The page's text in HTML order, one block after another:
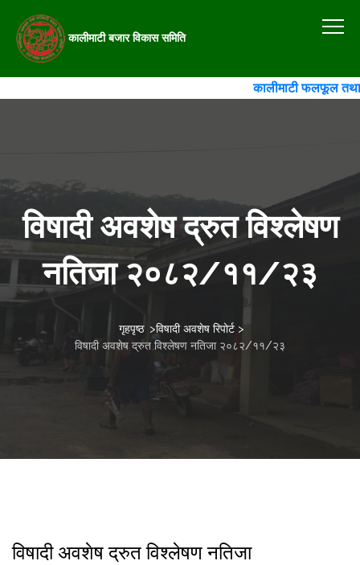
कालीमाटी बजार विकास समिति
कालीमाटी फलफूल तथा
विषादी अवशेष द्रुत विश्लेषण
नतिजा २०८२/११/२३
गृहपृष्ठ >विषादी अवशेष रिपोर्ट>
विषादी अवशेष द्रुत विश्लेषण नतिजा २०८२/११/२३
विषादी अवशेष द्रुत विश्लेषण नतिजा